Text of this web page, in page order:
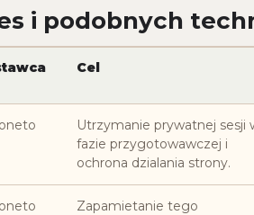
i podobnych
Cel
Utrzymanie prywatnej sesji
fazie przygotowawczej i
ochrona dzialania strony.
Zapamietanie tego